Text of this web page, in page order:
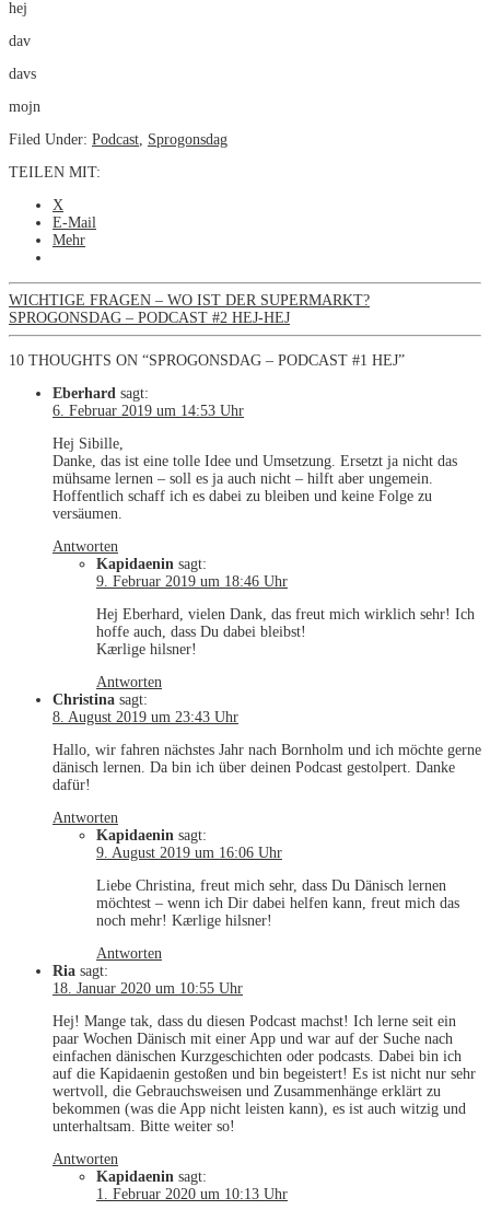
hej
dav
davs
mojn
Filed Under: Podcast, Sprogonsdag
TEILEN MIT:
X
E-Mail
Mehr
WICHTIGE FRAGEN – WO IST DER SUPERMARKT?
SPROGONSDAG – PODCAST #2 HEJ-HEJ
10 THOUGHTS ON “SPROGONSDAG – PODCAST #1 HEJ”
Eberhard sagt:
6. Februar 2019 um 14:53 Uhr
Hej Sibille,
Danke, das ist eine tolle Idee und Umsetzung. Ersetzt ja nicht das
mühsame lernen – soll es ja auch nicht – hilft aber ungemein.
Hoffentlich schaff ich es dabei zu bleiben und keine Folge zu
versäumen.
Antworten
Kapidaenin sagt:
9. Februar 2019 um 18:46 Uhr
Hej Eberhard, vielen Dank, das freut mich wirklich sehr! Ich
hoffe auch, dass Du dabei bleibst!
Kærlige hilsner!
Antworten
Christina sagt:
8. August 2019 um 23:43 Uhr
Hallo, wir fahren nächstes Jahr nach Bornholm und ich möchte gerne
dänisch lernen. Da bin ich über deinen Podcast gestolpert. Danke
dafür!
Antworten
Kapidaenin sagt:
9. August 2019 um 16:06 Uhr
Liebe Christina, freut mich sehr, dass Du Dänisch lernen
möchtest – wenn ich Dir dabei helfen kann, freut mich das
noch mehr! Kærlige hilsner!
Antworten
Ria sagt:
18. Januar 2020 um 10:55 Uhr
Hej! Mange tak, dass du diesen Podcast machst! Ich lerne seit ein
paar Wochen Dänisch mit einer App und war auf der Suche nach
einfachen dänischen Kurzgeschichten oder podcasts. Dabei bin ich
auf die Kapidaenin gestoßen und bin begeistert! Es ist nicht nur sehr
wertvoll, die Gebrauchsweisen und Zusammenhänge erklärt zu
bekommen (was die App nicht leisten kann), es ist auch witzig und
unterhaltsam. Bitte weiter so!
Antworten
Kapidaenin sagt:
1. Februar 2020 um 10:13 Uhr